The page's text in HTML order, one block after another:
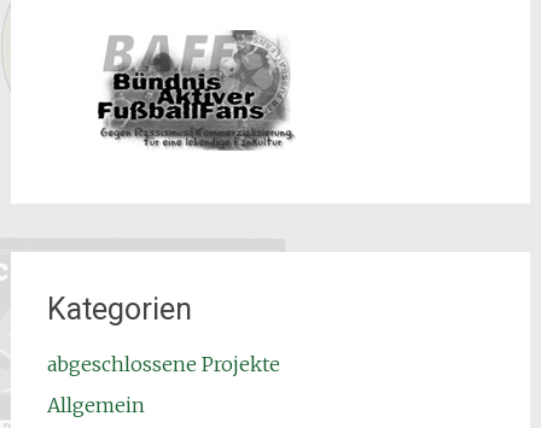
Kategorien
abgeschlossene Projekte
Allgemein